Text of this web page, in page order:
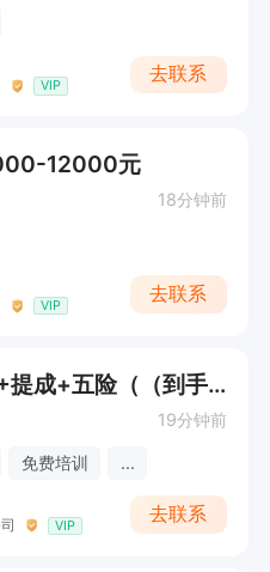
VIP
去联系
12000元
18分钟前
VIP
去联系
数控车师傅底薪7500+提成+五险（（到手薪资11000+））
19分钟前
免费培训 ...
VIP
去联系